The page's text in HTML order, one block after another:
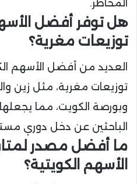
المخاطر.
هل توفر أفضل
توزيعات مغرية؟
العديد من أفضل الأسهم
توزيعات مغرية، مثل زين
وبورصة الكويت، مما
الباحثين عن دخل دوري
ما أفضل مصدر
الأسهم الكويتية؟